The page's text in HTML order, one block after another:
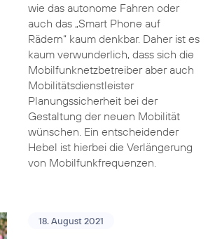
wie das autonome Fahren oder
auch das „Smart Phone auf
Rädern“ kaum denkbar. Daher ist es
kaum verwunderlich, dass sich die
Mobilfunknetzbetreiber aber auch
Mobilitätsdienstleister
Planungssicherheit bei der
Gestaltung der neuen Mobilität
wünschen. Ein entscheidender
Hebel ist hierbei die Verlängerung
von Mobilfunkfrequenzen.
18. August 2021